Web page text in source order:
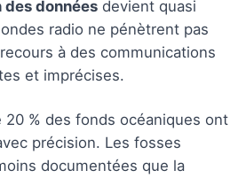
données devient quasi
radio ne pénètrent pas
à des communications
et imprécises.
20 % des fonds océaniques ont
précision. Les fosses
documentées que la